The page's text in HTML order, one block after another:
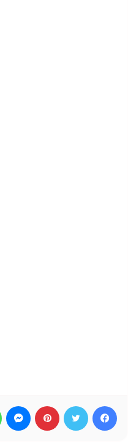
فيسبوك تويتر بينتيريست